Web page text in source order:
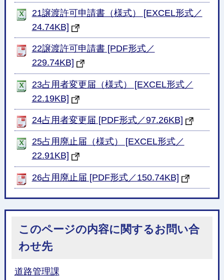
21譲渡許可申請書（様式） [EXCEL形式／
24.74KB]
22譲渡許可申請書 [PDF形式／
229.74KB]
23占用者変更届（様式） [EXCEL形式／
22.19KB]
24占用者変更届 [PDF形式／97.26KB]
25占用廃止届（様式） [EXCEL形式／
22.91KB]
26占用廃止届 [PDF形式／150.74KB]
このページの内容に関するお問い合
わせ先
道路管理課